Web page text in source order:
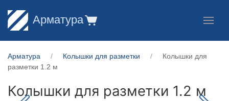
Арматура
Арматура Колышки для разметки
Колышки для
разметки 1.2 м
Колышки для разметки 1.2 м